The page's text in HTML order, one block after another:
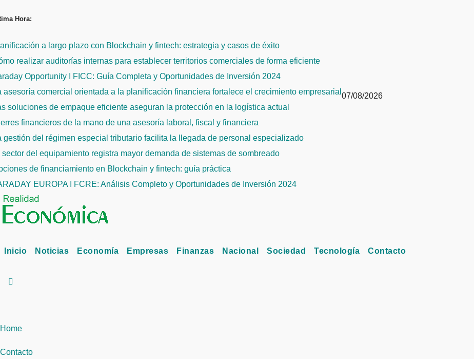
al
Hora:
a largo plazo con Blockchain y fintech: estrategia y casos de éxito
realizar auditorías internas para establecer territorios comerciales de forma eficiente
Opportunity I FICC: Guía Completa y Oportunidades de Inversión 2024
asesoría comercial orientada a la planificación financiera fortalece el crecimiento empresarial
soluciones de empaque eficiente aseguran la protección en la logística actual
financieros de la mano de una asesoría laboral, fiscal y financiera
gestión del régimen especial tributario facilita la llegada de personal especializado
sector del equipamiento registra mayor demanda de sistemas de sombreado
de financiamiento en Blockchain y fintech: guía práctica
EUROPA I FCRE: Análisis Completo y Oportunidades de Inversión 2024
07/08/2026
Inicio Noticias Economía Empresas Finanzas Nacional Sociedad Tecnología Contacto
Home
Contacto